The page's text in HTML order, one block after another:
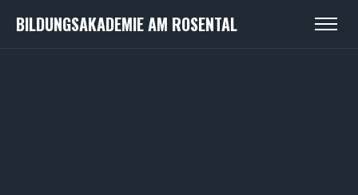
BILDUNGSAKADEMIE AM ROSENTAL